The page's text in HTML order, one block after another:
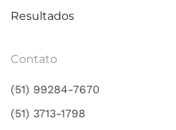
Resultados
Contato
(51) 99284-7670
(51) 3713-1798